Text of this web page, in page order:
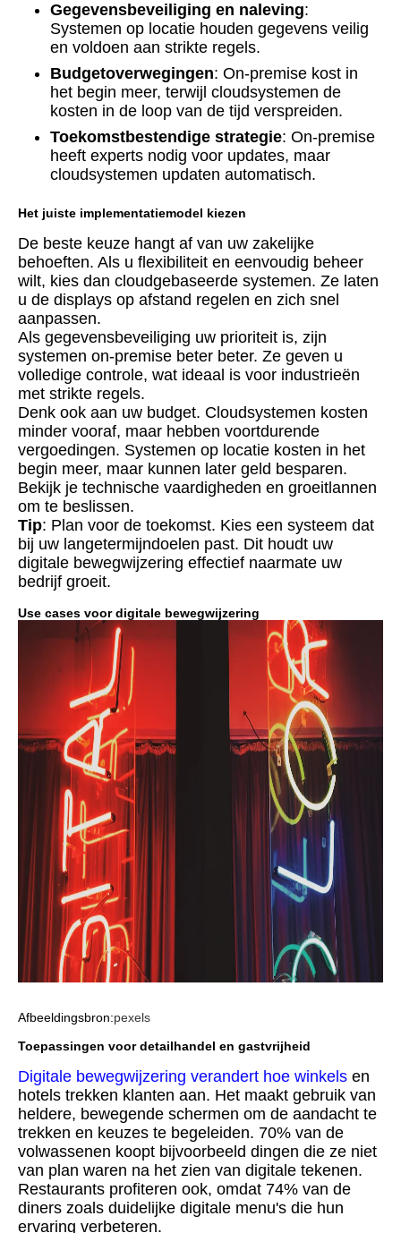
Gegevensbeveiliging en naleving:
Systemen op locatie houden gegevens veilig
en voldoen aan strikte regels.
Budgetoverwegingen: On-premise kost in
het begin meer, terwijl cloudsystemen de
kosten in de loop van de tijd verspreiden.
Toekomstbestendige strategie: On-premise
heeft experts nodig voor updates, maar
cloudsystemen updaten automatisch.
Het juiste implementatiemodel kiezen
De beste keuze hangt af van uw zakelijke
behoeften. Als u flexibiliteit en eenvoudig beheer
wilt, kies dan cloudgebaseerde systemen. Ze laten
u de displays op afstand regelen en zich snel
aanpassen.
Als gegevensbeveiliging uw prioriteit is, zijn
systemen on-premise beter beter. Ze geven u
volledige controle, wat ideaal is voor industrieën
met strikte regels.
Denk ook aan uw budget. Cloudsystemen kosten
minder vooraf, maar hebben voortdurende
vergoedingen. Systemen op locatie kosten in het
begin meer, maar kunnen later geld besparen.
Bekijk je technische vaardigheden en groeitlannen
om te beslissen.
Tip: Plan voor de toekomst. Kies een systeem dat
bij uw langetermijndoelen past. Dit houdt uw
digitale bewegwijzering effectief naarmate uw
bedrijf groeit.
Use cases voor digitale bewegwijzering
Afbeeldingsbron:pexels
Toepassingen voor detailhandel en gastvrijheid
Digitale bewegwijzering verandert hoe winkels en
hotels trekken klanten aan. Het maakt gebruik van
heldere, bewegende schermen om de aandacht te
trekken en keuzes te begeleiden. 70% van de
volwassenen koopt bijvoorbeeld dingen die ze niet
van plan waren na het zien van digitale tekenen.
Restaurants profiteren ook, omdat 74% van de
diners zoals duidelijke digitale menu's die hun
ervaring verbeteren.